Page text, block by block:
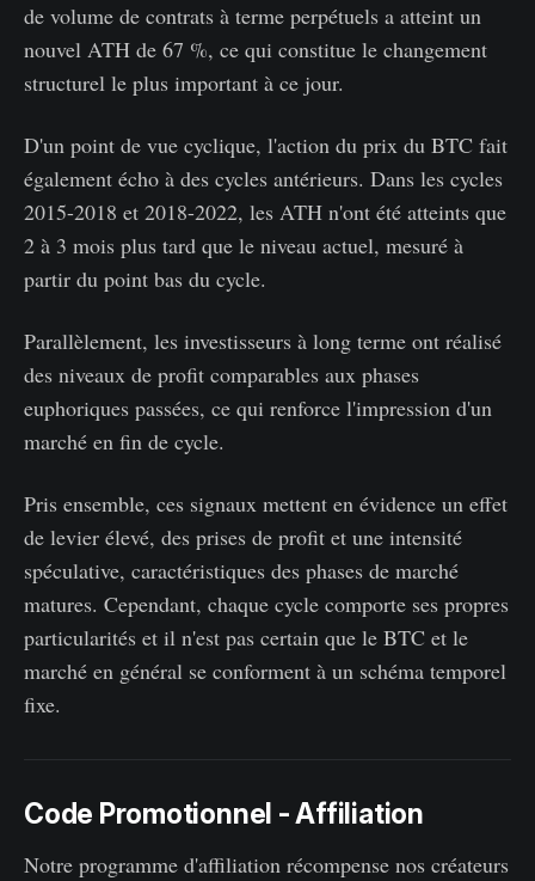
de volume de contrats à terme perpétuels a atteint un
nouvel ATH de 67 %, ce qui constitue le changement
structurel le plus important à ce jour.
D'un point de vue cyclique, l'action du prix du BTC fait
également écho à des cycles antérieurs. Dans les cycles
2015-2018 et 2018-2022, les ATH n'ont été atteints que
2 à 3 mois plus tard que le niveau actuel, mesuré à
partir du point bas du cycle.
Parallèlement, les investisseurs à long terme ont réalisé
des niveaux de profit comparables aux phases
euphoriques passées, ce qui renforce l'impression d'un
marché en fin de cycle.
Pris ensemble, ces signaux mettent en évidence un effet
de levier élevé, des prises de profit et une intensité
spéculative, caractéristiques des phases de marché
matures. Cependant, chaque cycle comporte ses propres
particularités et il n'est pas certain que le BTC et le
marché en général se conforment à un schéma temporel
fixe.
Code Promotionnel - Affiliation
Notre programme d'affiliation récompense nos créateurs